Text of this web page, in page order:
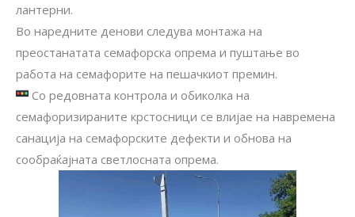
лантерни.
Во наредните денови следува монтажа на
преостанатата семафорска опрема и пуштање во
работа на семафорите на пешачкиот премин.
Со редовната контрола и обиколка на
семафоризираните крстосници се влијае на навремена
санација на семафорските дефекти и обнова на
сообраќајната светлосната опрема.